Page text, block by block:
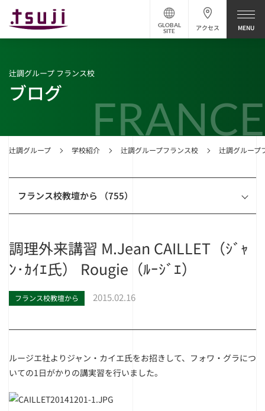
アクセス
GLOBAL
SITE
FRANCE
辻調グループ 学校紹介 辻調グループフランス校 辻調グループ
辻調グループ フランス校
ブログ
フランス校教壇から （755）
調理外来講習 M.Jean CAILLET（ｼﾞｬ
ﾝ･ｶｲｴ氏） Rougie（ﾙｰｼﾞｴ）
フランス校教壇から 2015.02.16
ルージエ社よりジャン・カイエ氏をお招きして、フォワ・グラにつ
いての1日がかりの講実習を行いました。